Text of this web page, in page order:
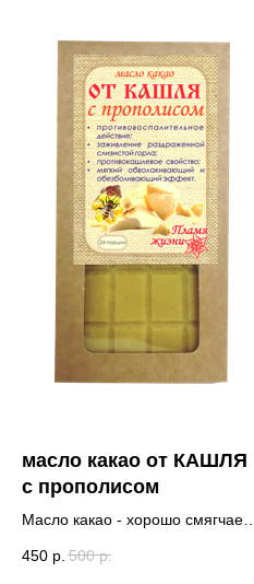
масло какао от КАШЛЯ
с прополисом
Масло какао - хорошо смягчает
выводит мокроту, обволакивает и
450 р. 500 р.